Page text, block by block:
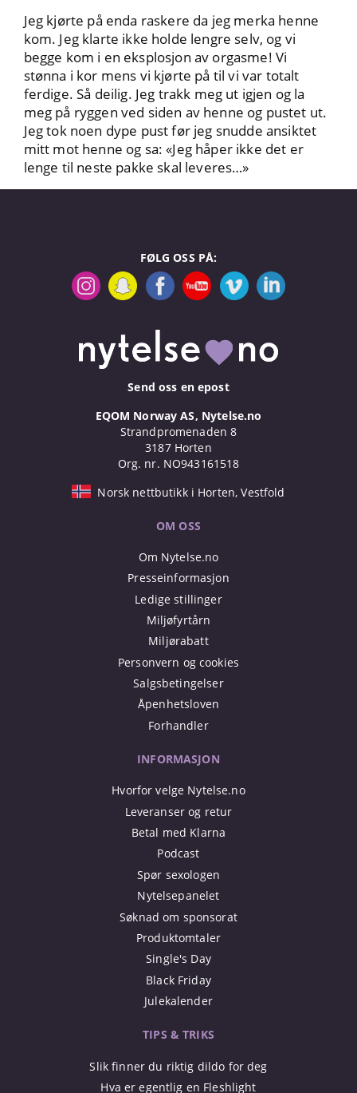
Jeg kjørte på enda raskere da jeg merka henne
kom. Jeg klarte ikke holde lengre selv, og vi
begge kom i en eksplosjon av orgasme! Vi
stønna i kor mens vi kjørte på til vi var totalt
ferdige. Så deilig. Jeg trakk meg ut igjen og la
meg på ryggen ved siden av henne og pustet ut.
Jeg tok noen dype pust før jeg snudde ansiktet
mitt mot henne og sa: «Jeg håper ikke det er
lenge til neste pakke skal leveres…»
FØLG OSS PÅ:
Send oss en epost
EQOM Norway AS, Nytelse.no
Strandpromenaden 8
3187 Horten
Org. nr. NO943161518
Norsk nettbutikk i Horten, Vestfold
OM OSS
Om Nytelse.no
Presseinformasjon
Ledige stillinger
Miljøfyrtårn
Miljørabatt
Personvern og cookies
Salgsbetingelser
Åpenhetsloven
Forhandler
INFORMASJON
Hvorfor velge Nytelse.no
Leveranser og retur
Betal med Klarna
Podcast
Spør sexologen
Nytelsepanelet
Søknad om sponsorat
Produktomtaler
Single's Day
Black Friday
Julekalender
TIPS & TRIKS
Slik finner du riktig dildo for deg
Hva er egentlig en Fleshlight